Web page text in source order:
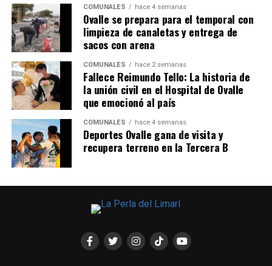
COMUNALES hace 4 semanas
Ovalle se prepara para el temporal con
limpieza de canaletas y entrega de
sacos con arena
COMUNALES hace 2 semanas
Fallece Reimundo Tello: La historia de
la unión civil en el Hospital de Ovalle
que emocionó al país
COMUNALES hace 4 semanas
Deportes Ovalle gana de visita y
recupera terreno en la Tercera B